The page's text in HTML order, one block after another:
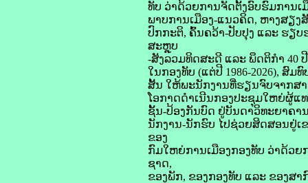
ທັບ ວ່າດ້ວຍການຈັດຕັ້ງອົບຮົມການເ
ພາບການເມືອງ-ແນວຄິດ, ຫາງສຽງ
ປົກກະຕິ, ຄົ້ນຄວ້າ-ປັບປຸງ ແລະ ຮຽ
ສະຫຼຸບ
-ສັງລວມທິດສະດີ ແລະ ພຶດຕິກຳ 40
ໃນກອງທັບ (ແຕ່ປີ 1986-2026), ສົ
ສັ້ນ ໃຫ້ພະນັກງານທີ່ຮຽນຈົບຈາກສາ
ໂອກາດດໍາເນີນກອງປະຊຸມໃຫຍ່ຜູ້ແ
ຊັ້ນ-ປ້ອງກັນບົດ ຢູ່ບັນດາວິທະຍາຄາ
ນັກງານ-ນັກຮົບ ໄປຊ່ວຍສິດສອນຢູ່ເ
ຂອງ
ກົມໃຫຍ່ການເມືອງກອງທັບ ວ່າດ້ວ
ຊາດ,
ຂອງພັກ, ຂອງກອງທັບ ແລະ ຂອງສ